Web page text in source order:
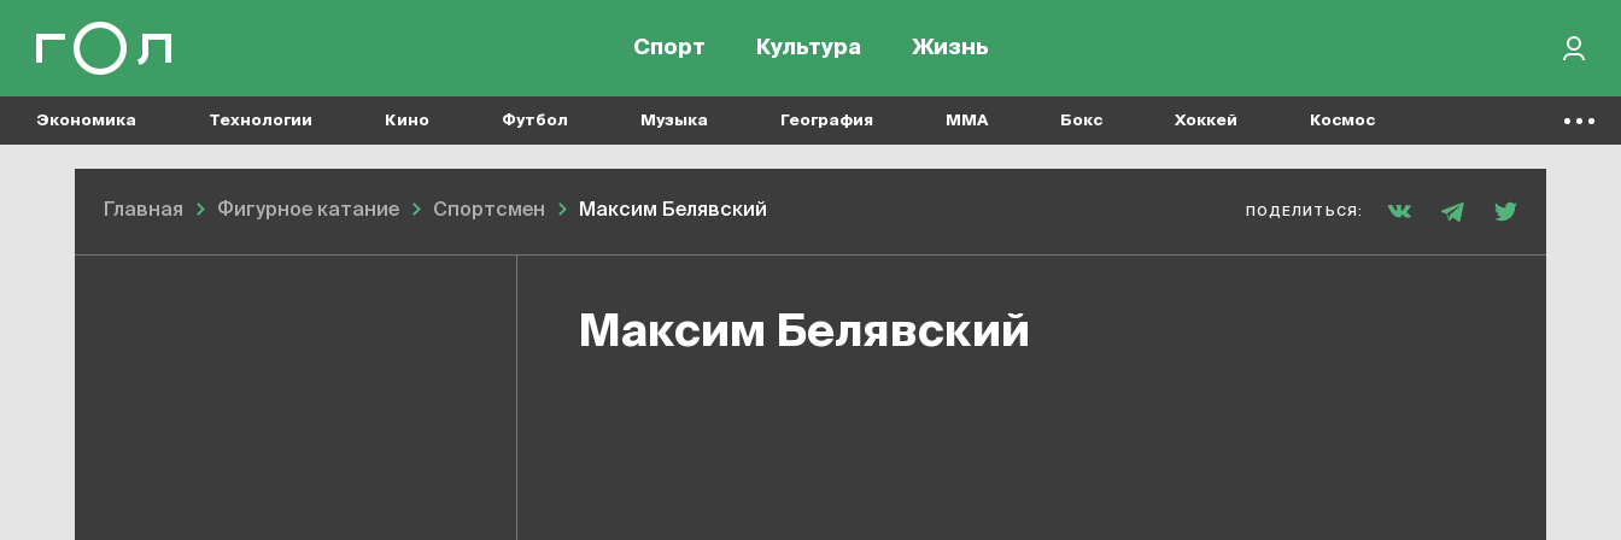
Спорт Культура Жизнь
Экономика Технологии Кино Футбол Музыка География MMA Бокс Хоккей Космос
Главная Фигурное катание Спортсмен Максим Белявский ПОДЕЛИТЬСЯ:
Максим Белявский